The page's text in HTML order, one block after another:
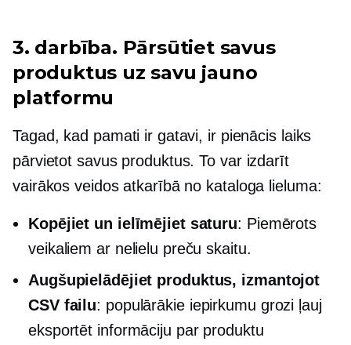
3. darbība. Pārsūtiet savus
produktus uz savu jauno
platformu
Tagad, kad pamati ir gatavi, ir pienācis laiks
pārvietot savus produktus. To var izdarīt
vairākos veidos atkarībā no kataloga lieluma:
Kopējiet un ielīmējiet saturu: Piemērots
veikaliem ar nelielu preču skaitu.
Augšupielādējiet produktus, izmantojot
CSV failu: populārākie iepirkumu grozi ļauj
eksportēt informāciju par produktu